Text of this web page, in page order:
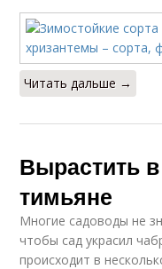
Читать дальше →
Вырастить
тимьяне
Многие садоводы не
чтобы сад украсил
происходит в